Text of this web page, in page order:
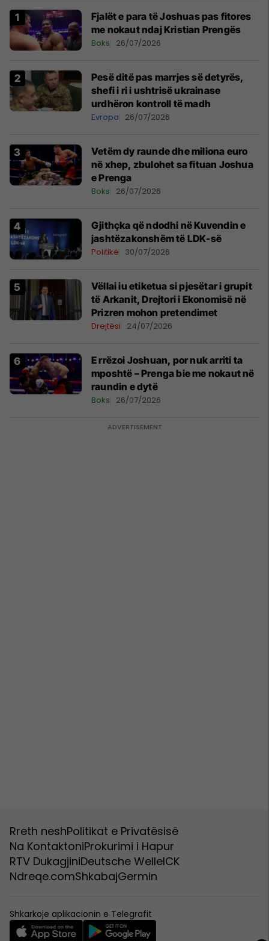
Fjalët e para të Joshuas pas fitores
me nokaut ndaj Kristian Prengës
Boks 26/07/2026
Pesë ditë pas marrjes së detyrës,
shefi i ri i ushtrisë ukrainase
urdhëron kontroll të madh
Evropa 26/07/2026
Vetëm dy raunde dhe miliona euro
në xhep, zbulohet sa fituan Joshua
e Prenga
Boks 26/07/2026
Gjithçka që ndodhi në Kuvendin e
jashtëzakonshëm të LDK-së
Politikë 30/07/2026
Vëllai iu etiketua si pjesëtar i grupit
të Arkanit, Drejtori i Ekonomisë në
Prizren mohon pretendimet
Drejtësi 24/07/2026
E rrëzoi Joshuan, por nuk arriti ta
mposhtë – Prenga bie me nokaut në
raundin e dytë
Boks 26/07/2026
Rreth neshPolitikat e Privatësisë
Na KontaktoniProkurimi i Hapur
RTV DukagjiniDeutsche WelleICK
Ndreqe.comShkabajGermin
Shkarkoje aplikacionin e Telegrafit